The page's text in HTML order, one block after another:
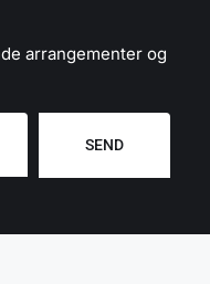
arrangementer og
SEND